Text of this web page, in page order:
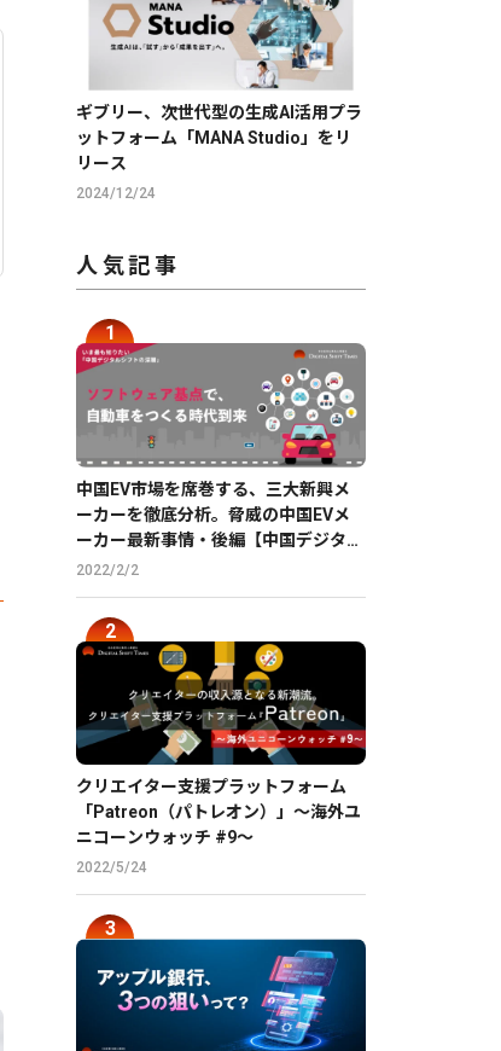
ギブリー、次世代型の生成AI活用プラ
ットフォーム「MANA Studio」をリ
リース
2024/12/24
人気記事
中国EV市場を席巻する、三大新興メ
ーカーを徹底分析。脅威の中国EVメ
ーカー最新事情・後編【中国デジタル
企業最前線】
2022/2/2
クリエイター支援プラットフォーム
「Patreon（パトレオン）」〜海外ユ
ニコーンウォッチ #9〜
2022/5/24